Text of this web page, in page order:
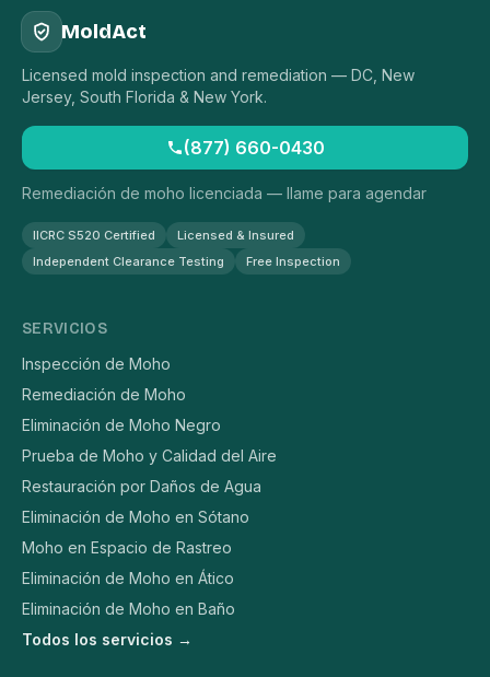
MoldAct
Licensed mold inspection and remediation — DC, New
Jersey, South Florida & New York.
(877) 660-0430
Remediación de moho licenciada — llame para agendar
IICRC S520 Certified
Licensed & Insured
Independent Clearance Testing
Free Inspection
SERVICIOS
Inspección de Moho
Remediación de Moho
Eliminación de Moho Negro
Prueba de Moho y Calidad del Aire
Restauración por Daños de Agua
Eliminación de Moho en Sótano
Moho en Espacio de Rastreo
Eliminación de Moho en Ático
Eliminación de Moho en Baño
Todos los servicios →